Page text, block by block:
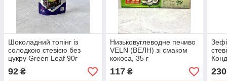
Шоколадний топінг із
солодкою стевією без
цукру Green Leaf 90г
92 ₴
Низьковуглеводне печиво
VELN (ВЕЛН) зі смаком
кокоса, 35 г
117₴ 230